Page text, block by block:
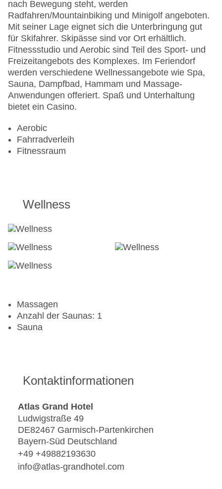
nach Bewegung steht, werden
Radfahren/Mountainbiking und Minigolf angeboten.
Mit seiner Lage eignet sich die Unterbringung gut
für Skifahrer. Skipässe sind vor Ort erhältlich.
Fitnessstudio und Aerobic sind Teil des Sport- und
Freizeitangebots des Komplexes. Im Feriendorf
werden verschiedene Wellnessangebote wie Spa,
Sauna, Dampfbad, Hammam und Massage-
Anwendungen offeriert. Spaß und Unterhaltung
bietet ein Casino.
Aerobic
Fahrradverleih
Fitnessraum
Wellness
Massagen
Anzahl der Saunas: 1
Sauna
Kontaktinformationen
Atlas Grand Hotel
Ludwigstraße 49
DE82467 Garmisch-Partenkirchen
Bayern-Süd Deutschland
+49 +49882193630
info@atlas-grandhotel.com